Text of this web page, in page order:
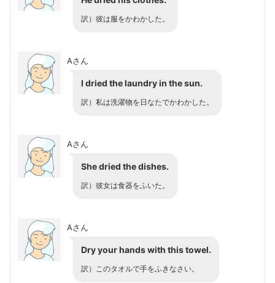
訳）彼は服をかわかした。
Aさん
I dried the laundry in the sun.
訳）私は洗濯物を日なたでかわかした。
Aさん
She dried the dishes.
訳）彼女は食器をふいた。
Aさん
Dry your hands with this towel.
訳）このタオルで手をふきなさい。